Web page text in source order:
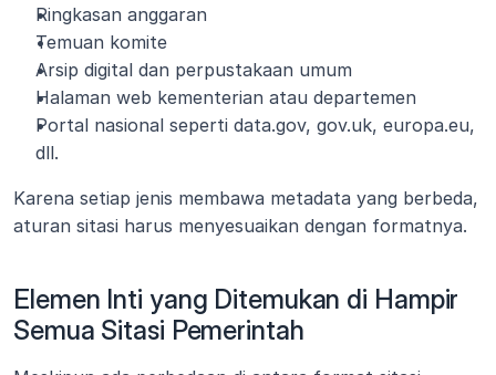
Ringkasan anggaran
Temuan komite
Arsip digital dan perpustakaan umum
Halaman web kementerian atau departemen
Portal nasional seperti data.gov, gov.uk, europa.eu,
dll.
Karena setiap jenis membawa metadata yang berbeda,
aturan sitasi harus menyesuaikan dengan formatnya.
Elemen Inti yang Ditemukan di Hampir
Semua Sitasi Pemerintah